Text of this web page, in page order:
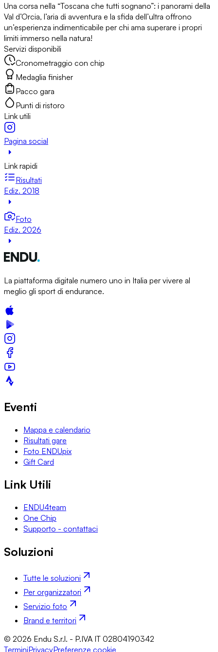
Una corsa nella “Toscana che tutti sognano”: i panorami della
Val d’Orcia, l’aria di avventura e la sfida dell’ultra offrono
un’esperienza indimenticabile per chi ama superare i propri
limiti immerso nella natura!
Servizi disponibili
Cronometraggio con chip
Medaglia finisher
Pacco gara
Punti di ristoro
Link utili
Pagina social
Link rapidi
Risultati
Ediz. 2018
Foto
Ediz. 2026
La piattaforma digitale numero uno in Italia per vivere al
meglio gli sport di endurance.
Eventi
Mappa e calendario
Risultati gare
Foto ENDUpix
Gift Card
Link Utili
ENDU4team
One Chip
Supporto - contattaci
Soluzioni
Tutte le soluzioni
Per organizzatori
Servizio foto
Brand e territori
© 2026 Endu S.r.l. - P.IVA IT 02804190342
TerminiPrivacyPreferenze cookie